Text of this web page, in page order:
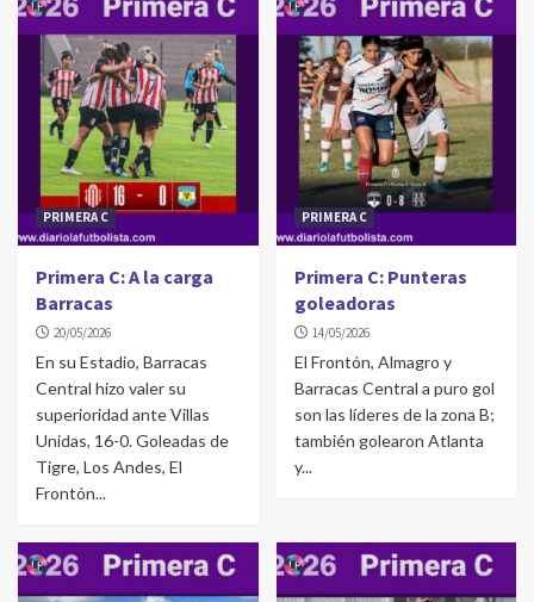
PRIMERA C
Primera C: A la carga
Barracas
20/05/2026
En su Estadio, Barracas
Central hizo valer su
superioridad ante Villas
Unidas, 16-0. Goleadas de
Tigre, Los Andes, El
Frontón...
PRIMERA C
Primera C: Punteras
goleadoras
14/05/2026
El Frontón, Almagro y
Barracas Central a puro gol
son las líderes de la zona B;
también golearon Atlanta
y...